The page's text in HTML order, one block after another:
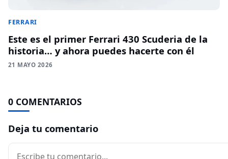
FERRARI
Este es el primer Ferrari 430 Scuderia de la
historia… y ahora puedes hacerte con él
21 MAYO 2026
0 COMENTARIOS
Deja tu comentario
Comentario